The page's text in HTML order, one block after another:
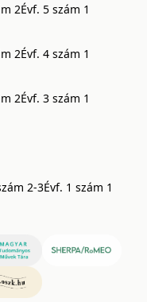
2Évf. 5 szám 1
2Évf. 4 szám 1
2Évf. 3 szám 1
2-3Évf. 1 szám 1